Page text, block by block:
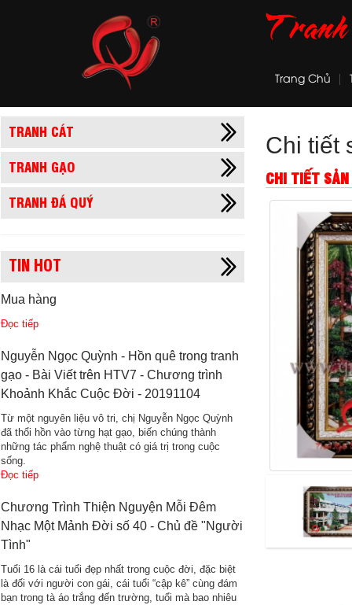
Trang Chủ
TRANH CÁT
TRANH GẠO
TRANH ĐÁ QUÝ
TIN HOT
Mua hàng
Đọc tiếp
Nguyễn Ngọc Quỳnh - Hồn quê trong tranh
gạo - Bài Viết trên HTV7 - Chương trình
Khoảnh Khắc Cuộc Đời - 20191104
Từ một nguyên liệu vô tri, chị Nguyễn Ngọc Quỳnh
đã thổi hồn vào từng hạt gạo, biến chúng thành
những tác phẩm nghệ thuật có giá trị trong cuộc
sống.
Đọc tiếp
Chương Trình Thiện Nguyện Mỗi Đêm
Nhạc Một Mảnh Đời số 40 - Chủ đề "Người
Tình"
Tuổi 16 là cái tuổi đẹp nhất trong cuộc đời, đặc biệt
là đối với người con gái, cái tuổi “cập kê” cùng đám
bạn trong tà áo trắng đến trường, tuổi mà bao nhiêu
Chi tiết
CHI TIẾT